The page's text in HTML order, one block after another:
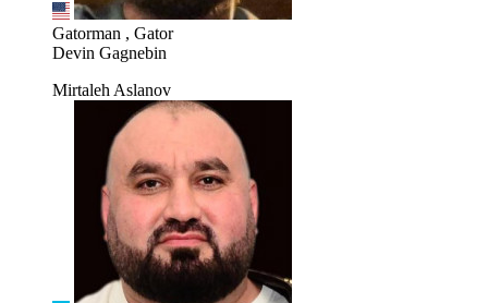
Gatorman , Gator
Devin Gagnebin
Mirtaleh Aslanov